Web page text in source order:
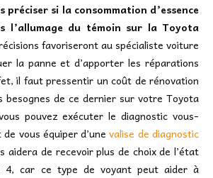
préciser si la consommation d’essence
l’allumage du témoin sur la Toyota
favoriseront au spécialiste voiture
la panne et d’apporter les réparations
il faut pressentir un coût de rénovation
besognes de ce dernier sur votre Toyota
pouvez exécuter le diagnostic vous-
vous équiper d’unevalise de diagnostic
aidera de recevoir plus de choix de l’état
4, car ce type de voyant peut aider à